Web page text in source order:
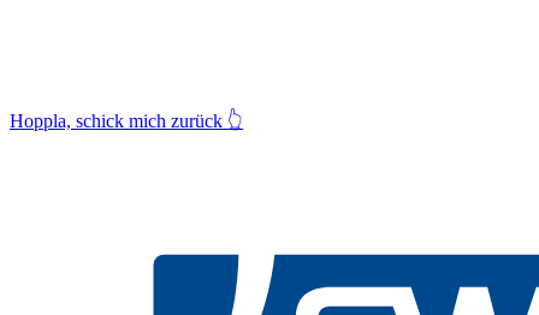
Hoppla, schick mich zurück 👆